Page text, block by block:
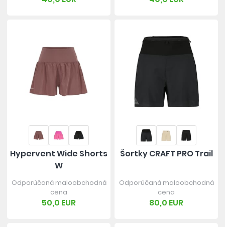
Hypervent Wide Shorts
W
Odporúčaná maloobchodná
cena
50,0 EUR
Šortky CRAFT PRO Trail
Odporúčaná maloobchodná
cena
80,0 EUR